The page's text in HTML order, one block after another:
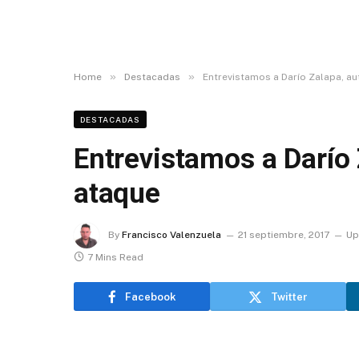
Home » Destacadas » Entrevistamos a Darío Zalapa,
DESTACADAS
Entrevistamos a
ataque
By Francisco Valenzuela 21 septiembre, 2017
7 Mins Read
Facebook Twitter